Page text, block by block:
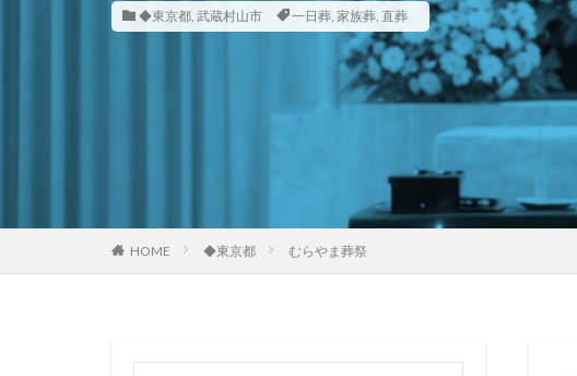
◆東京都, 武蔵村山市 一日葬, 家族葬, 直葬
HOME ◆東京都 むらやま葬祭